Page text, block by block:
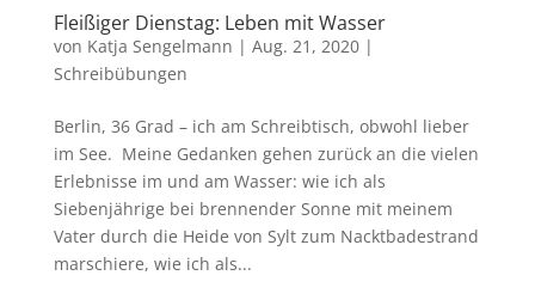
Fleißiger Dienstag: Leben mit Wasser
von Katja Sengelmann | Aug. 21, 2020|
Schreibübungen
Berlin, 36 Grad – ich am Schreibtisch, obwohl lieber
im See. Meine Gedanken gehen zurück an die vielen
Erlebnisse im und am Wasser: wie ich als
Siebenjährige bei brennender Sonne mit meinem
Vater durch die Heide von Sylt zum Nacktbadestrand
marschiere, wie ich als...